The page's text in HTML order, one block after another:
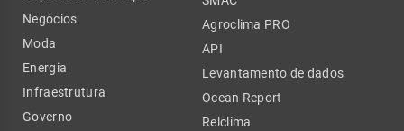
Negócios
Moda
Energia
Infraestrutura
Governo
Agroclima PRO
API
Levantamento de dados
Ocean Report
Relclima